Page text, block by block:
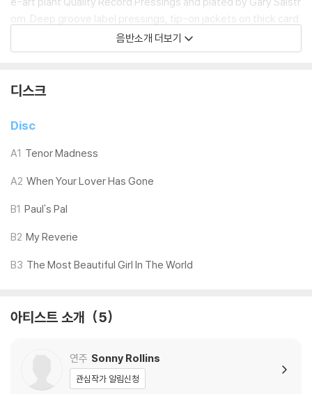
om. Deep groove label pressings, tip-on jackets on thick card
lished Rollins as one of the premier tenor saxophonists, an ac
es and gives an indication why as a young player, Rollins was s
ct of melodies and solos gave him the title of the next Colem
Tenor Madness, using Miles Davis' group - pianist Red Garlan
e only recording of Rollins with John Coltrane, who was also in
eir playing set a standard that has been a benchmark of excell
his LP was released, Rollins already had such albums to his na
me as Worktime and Sonny Rollins Plus 4 in addition to his side
man exploits with the Clifford Brown/Max Roach Quintet.
음반소개 더보기
디스크
Disc
A1 Tenor Madness
A2 When Your Lover Has Gone
B1 Paul's Pal
B2 My Reverie
B3 The Most Beautiful Girl In The World
아티스트 소개 5
연주 Sonny Rollins
관심작가 알림신청